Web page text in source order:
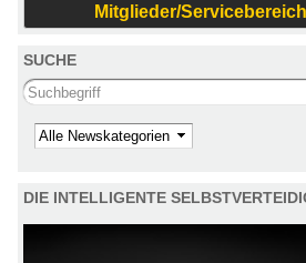
Mitglieder/Servicebereich
SUCHE
Search this site
Kategorie
DIE INTELLIGENTE